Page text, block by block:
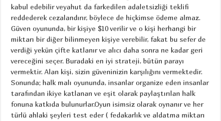
kabul edebilir veyahut da farkedilen adaletsizliği teklifi
reddederek cezalandırır, böylece de hiçkimse ödeme almaz.
Güven oyununda, bir kişiye $10 verilir ve o kişi herhangi bir
miktarı bir diğer bilinmeyen kişiye verebilir, fakat bu sefer de
verdiği yekün çifte katlanır ve alıcı daha sonra ne kadar geri
vereceğini seçer. Buradaki en iyi strateji, bütün parayı
vermektir. Alan kişi, sizin güveninizin karşılığını vermektedir.
Sonunda; halk malı oyununda, insanlar organize eden insanlar
tarafından ikiye katlanan ve eşit olarak paylaştırılan halk
fonuna katkıda bulunurlar.Oyun isimsiz olarak oynanır ve her
türlü ahlaki şeyleri test eder ( fedakarlık ve aldatma miktarı